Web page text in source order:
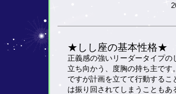
★しし座の基本性格★
正義感の強いリーダータイプ
立ち向かう、度胸の持ち主です。
ですが計画を立てて行動するこ
は振り回されてしまうこともあ